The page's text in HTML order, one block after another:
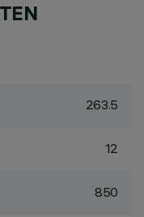
263.5
12
850